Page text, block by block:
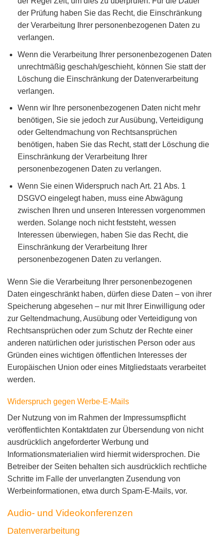
der Prüfung haben Sie das Recht, die Einschränkung
der Verarbeitung Ihrer personenbezogenen Daten zu
verlangen.
Wenn die Verarbeitung Ihrer personenbezogenen Daten
unrechtmäßig geschah/geschieht, können Sie statt der
Löschung die Einschränkung der Datenverarbeitung
verlangen.
Wenn wir Ihre personenbezogenen Daten nicht mehr
benötigen, Sie sie jedoch zur Ausübung, Verteidigung
oder Geltendmachung von Rechtsansprüchen
benötigen, haben Sie das Recht, statt der Löschung die
Einschränkung der Verarbeitung Ihrer
personenbezogenen Daten zu verlangen.
Wenn Sie einen Widerspruch nach Art. 21 Abs. 1
DSGVO eingelegt haben, muss eine Abwägung
zwischen Ihren und unseren Interessen vorgenommen
werden. Solange noch nicht feststeht, wessen
Interessen überwiegen, haben Sie das Recht, die
Einschränkung der Verarbeitung Ihrer
personenbezogenen Daten zu verlangen.
Wenn Sie die Verarbeitung Ihrer personenbezogenen
Daten eingeschränkt haben, dürfen diese Daten – von ihrer
Speicherung abgesehen – nur mit Ihrer Einwilligung oder
zur Geltendmachung, Ausübung oder Verteidigung von
Rechtsansprüchen oder zum Schutz der Rechte einer
anderen natürlichen oder juristischen Person oder aus
Gründen eines wichtigen öffentlichen Interesses der
Europäischen Union oder eines Mitgliedstaats verarbeitet
werden.
Widerspruch gegen Werbe-E-Mails
Der Nutzung von im Rahmen der Impressumspflicht
veröffentlichten Kontaktdaten zur Übersendung von nicht
ausdrücklich angeforderter Werbung und
Informationsmaterialien wird hiermit widersprochen. Die
Betreiber der Seiten behalten sich ausdrücklich rechtliche
Schritte im Falle der unverlangten Zusendung von
Werbeinformationen, etwa durch Spam-E-Mails, vor.
Audio- und Videokonferenzen
Datenverarbeitung